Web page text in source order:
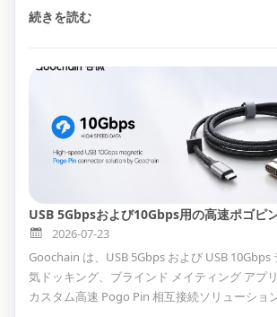
します。
続きを読む
2026-07-23
Goochain は、USB 5Gbps および USB 10Gbps
気ドッキング、ブラインド メイティング アプ
カスタム高速 Pogo Pin 相互接続ソリューショ